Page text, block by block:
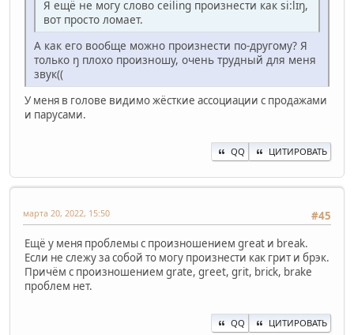
Я ещё не могу слово ceiling произнести как si:lɪŋ,
вот просто ломает.
А как его вообще можно произнести по-другому? Я
только ŋ плохо произношу, очень трудный для меня
звук((
У меня в голове видимо жёсткие ассоциации с продажами
и парусами.
QQ ЦИТИРОВАТЬ
#45
марта 20, 2022, 15:50
Ещё у меня проблемы с произношением great и break.
Если не слежу за собой то могу произнести как грит и брэк.
Причём с произношением grate, greet, grit, brick, brake
проблем нет.
QQ ЦИТИРОВАТЬ